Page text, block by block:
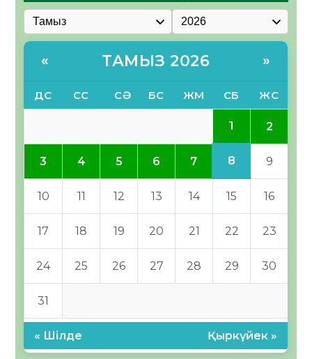
« ТАМЫЗ 2026 »
ДС СС СӘ БС ЖМ СБ ЖС
1 2
3 4 5 6 7 8 9
10 11 12 13 14 15 16
17 18 19 20 21 22 23
24 25 26 27 28 29 30
31
« Шілде Қыркүйек »